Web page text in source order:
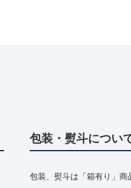
包装・熨斗につい
包装、熨斗は「箱有り」商